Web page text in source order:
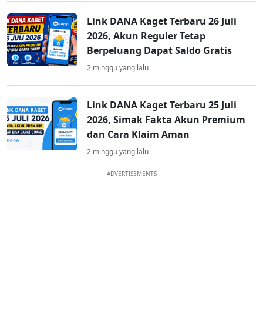
Link DANA Kaget Terbaru 26 Juli
2026, Akun Reguler Tetap
Berpeluang Dapat Saldo Gratis
2 minggu yang lalu
Link DANA Kaget Terbaru 25 Juli
2026, Simak Fakta Akun Premium
dan Cara Klaim Aman
2 minggu yang lalu
ADVERTISEMENTS